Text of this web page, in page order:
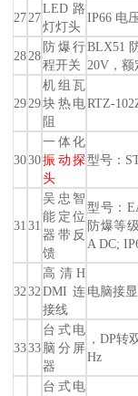
2727
LED路
灯灯头
IP66 电
2828
防爆行
程开关
BLX51
20V，额
2929
机组瓦
块热电
阻
RTZ-
3030
一体化
振动探
头
型号：
31 31
吴忠智
能定位
器带反
馈
型号：
防爆等
A DC;
3232
高清H
DMI连
接线
电脑接
3333
台式电
脑分屏
器
，DP转
Hz
台式电